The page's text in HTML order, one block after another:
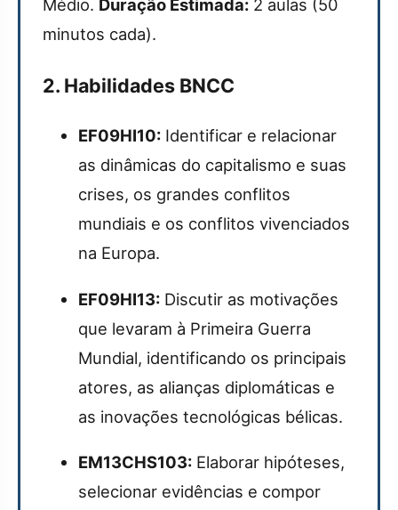
Médio. Duração Estimada: 2 aulas (50
minutos cada).
2. Habilidades BNCC
EF09HI10: Identificar e relacionar
as dinâmicas do capitalismo e suas
crises, os grandes conflitos
mundiais e os conflitos vivenciados
na Europa.
EF09HI13: Discutir as motivações
que levaram à Primeira Guerra
Mundial, identificando os principais
atores, as alianças diplomáticas e
as inovações tecnológicas bélicas.
EM13CHS103: Elaborar hipóteses,
selecionar evidências e compor